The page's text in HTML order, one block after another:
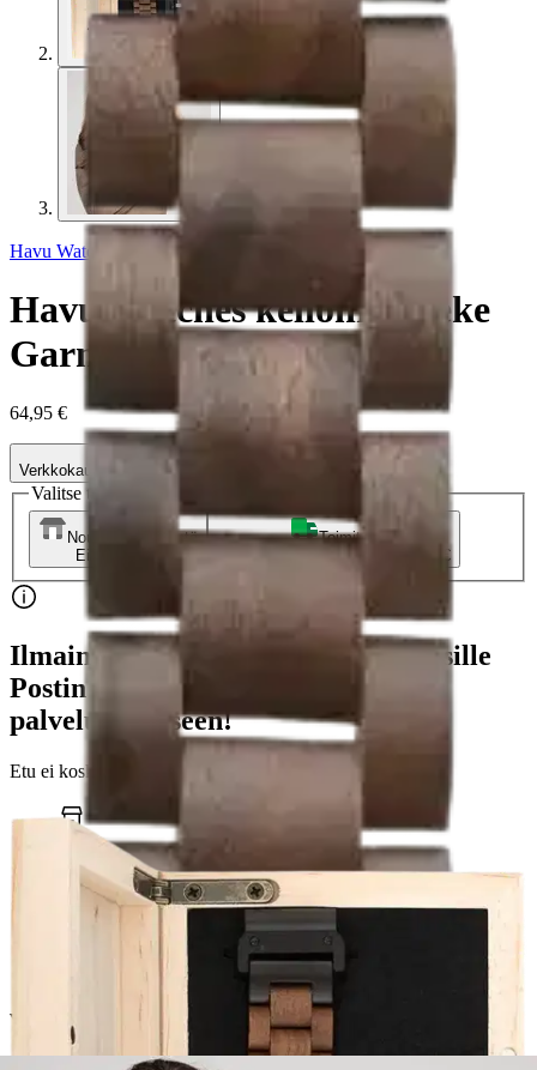
Havu Watches
Havu Watches kellonranneke
Garmin QF pähkinä
64,95 €
Verkkokaupan hinta
Valitse toimitustapa
Nouto myymälästä
Ei saatavilla
Toimitus
Kotiin tai noutopisteeseen
Alk. 0 €
Ilmainen toimitus yli 100 €:n tilauksille
Postin pakettiautomaattiin tai
palvelupisteeseen!
Etu ei koske Suuri‑lisäpalvelulla toimitettavia tuotteita.
Tarkista myymäläsaatavuus